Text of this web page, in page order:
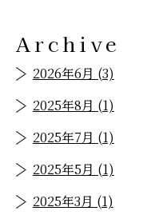
Archive
2026年6月 (3)
2025年8月 (1)
2025年7月 (1)
2025年5月 (1)
2025年3月 (1)